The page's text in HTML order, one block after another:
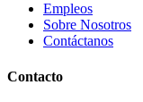
Empleos
Sobre Nosotros
Contáctanos
Contacto